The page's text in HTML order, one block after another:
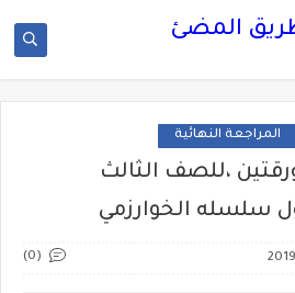
المضئ
المراجعة النهائية
،للصف الثالث
سلسله الخوارزمي
(0)